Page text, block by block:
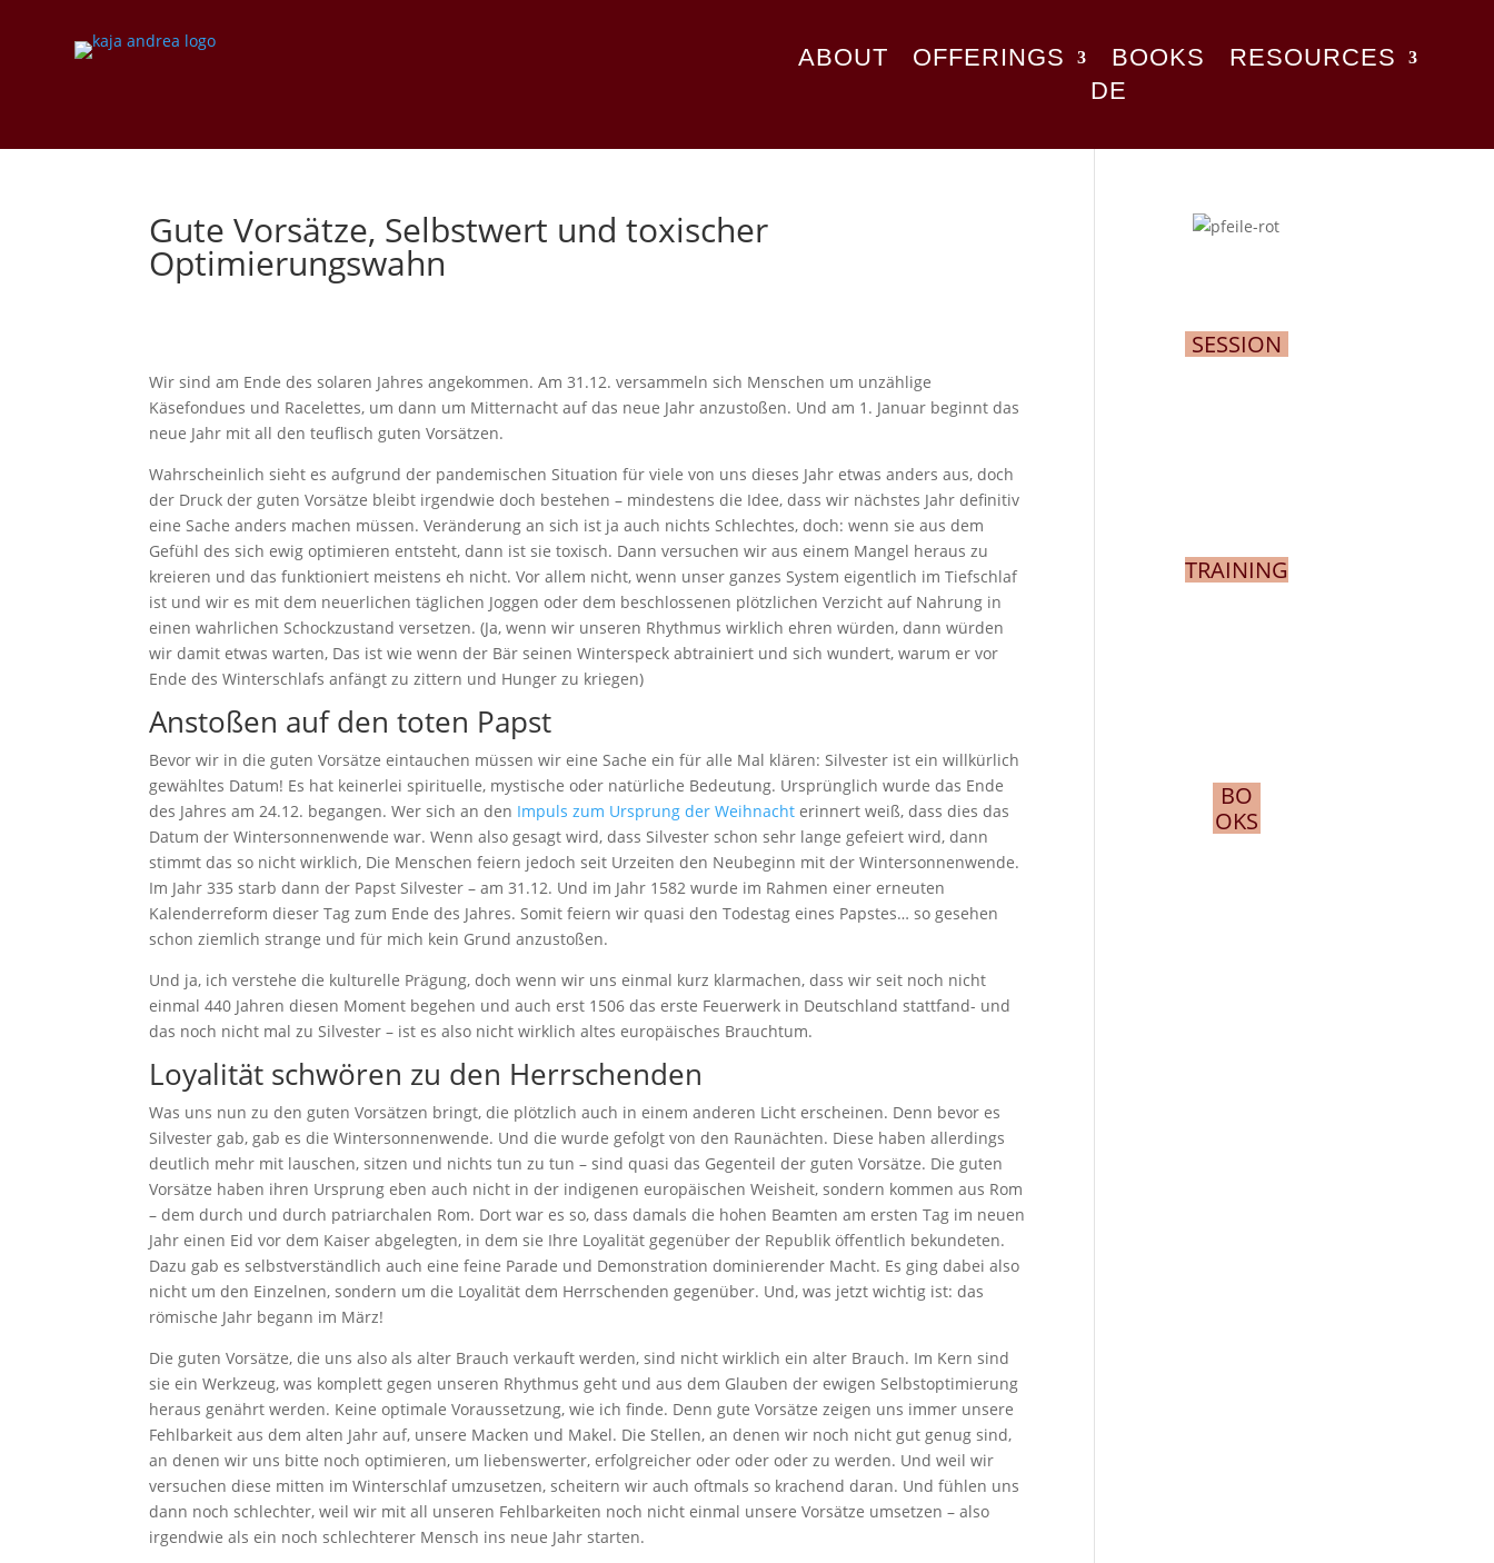
ABOUT OFFERINGS BOOKS
RESOURCES
DE
Gute Vorsätze, Selbstwert und toxischer
Optimierungswahn
Wir sind am Ende des solaren Jahres angekommen. Am 31.12. versammeln sich Menschen um unzählige
Käsefondues und Racelettes, um dann um Mitternacht auf das neue Jahr anzustoßen. Und am 1. Januar beginnt das
neue Jahr mit all den teuflisch guten Vorsätzen.
Wahrscheinlich sieht es aufgrund der pandemischen Situation für viele von uns dieses Jahr etwas anders aus, doch
der Druck der guten Vorsätze bleibt irgendwie doch bestehen – mindestens die Idee, dass wir nächstes Jahr definitiv
eine Sache anders machen müssen. Veränderung an sich ist ja auch nichts Schlechtes, doch: wenn sie aus dem
Gefühl des sich ewig optimieren entsteht, dann ist sie toxisch. Dann versuchen wir aus einem Mangel heraus zu
kreieren und das funktioniert meistens eh nicht. Vor allem nicht, wenn unser ganzes System eigentlich im Tiefschlaf
ist und wir es mit dem neuerlichen täglichen Joggen oder dem beschlossenen plötzlichen Verzicht auf Nahrung in
einen wahrlichen Schockzustand versetzen. (Ja, wenn wir unseren Rhythmus wirklich ehren würden, dann würden
wir damit etwas warten, Das ist wie wenn der Bär seinen Winterspeck abtrainiert und sich wundert, warum er vor
Ende des Winterschlafs anfängt zu zittern und Hunger zu kriegen)
Anstoßen auf den toten Papst
Bevor wir in die guten Vorsätze eintauchen müssen wir eine Sache ein für alle Mal klären: Silvester ist ein willkürlich
gewähltes Datum! Es hat keinerlei spirituelle, mystische oder natürliche Bedeutung. Ursprünglich wurde das Ende
des Jahres am 24.12. begangen. Wer sich an den Impuls zum Ursprung der Weihnachterinnert weiß, dass dies das
Datum der Wintersonnenwende war. Wenn also gesagt wird, dass Silvester schon sehr lange gefeiert wird, dann
stimmt das so nicht wirklich, Die Menschen feiern jedoch seit Urzeiten den Neubeginn mit der Wintersonnenwende.
Im Jahr 335 starb dann der Papst Silvester – am 31.12. Und im Jahr 1582 wurde im Rahmen einer erneuten
Kalenderreform dieser Tag zum Ende des Jahres. Somit feiern wir quasi den Todestag eines Papstes… so gesehen
schon ziemlich strange und für mich kein Grund anzustoßen.
Und ja, ich verstehe die kulturelle Prägung, doch wenn wir uns einmal kurz klarmachen, dass wir seit noch nicht
einmal 440 Jahren diesen Moment begehen und auch erst 1506 das erste Feuerwerk in Deutschland stattfand- und
das noch nicht mal zu Silvester – ist es also nicht wirklich altes europäisches Brauchtum.
Loyalität schwören zu den Herrschenden
Was uns nun zu den guten Vorsätzen bringt, die plötzlich auch in einem anderen Licht erscheinen. Denn bevor es
Silvester gab, gab es die Wintersonnenwende. Und die wurde gefolgt von den Raunächten. Diese haben allerdings
deutlich mehr mit lauschen, sitzen und nichts tun zu tun – sind quasi das Gegenteil der guten Vorsätze. Die guten
Vorsätze haben ihren Ursprung eben auch nicht in der indigenen europäischen Weisheit, sondern kommen aus Rom
– dem durch und durch patriarchalen Rom. Dort war es so, dass damals die hohen Beamten am ersten Tag im neuen
Jahr einen Eid vor dem Kaiser abgelegten, in dem sie Ihre Loyalität gegenüber der Republik öffentlich bekundeten.
Dazu gab es selbstverständlich auch eine feine Parade und Demonstration dominierender Macht. Es ging dabei also
nicht um den Einzelnen, sondern um die Loyalität dem Herrschenden gegenüber. Und, was jetzt wichtig ist: das
römische Jahr begann im März!
Die guten Vorsätze, die uns also als alter Brauch verkauft werden, sind nicht wirklich ein alter Brauch. Im Kern sind
sie ein Werkzeug, was komplett gegen unseren Rhythmus geht und aus dem Glauben der ewigen Selbstoptimierung
heraus genährt werden. Keine optimale Voraussetzung, wie ich finde. Denn gute Vorsätze zeigen uns immer unsere
Fehlbarkeit aus dem alten Jahr auf, unsere Macken und Makel. Die Stellen, an denen wir noch nicht gut genug sind,
an denen wir uns bitte noch optimieren, um liebenswerter, erfolgreicher oder oder oder zu werden. Und weil wir
versuchen diese mitten im Winterschlaf umzusetzen, scheitern wir auch oftmals so krachend daran. Und fühlen uns
dann noch schlechter, weil wir mit all unseren Fehlbarkeiten noch nicht einmal unsere Vorsätze umsetzen – also
irgendwie als ein noch schlechterer Mensch ins neue Jahr starten.
SESSION
TRAINING
BO
OKS